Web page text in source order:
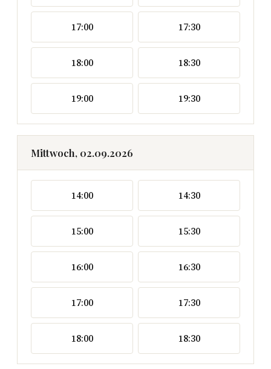
17:00 17:30
18:00 18:30
19:00 19:30
Mittwoch, 02.09.2026
14:00 14:30
15:00 15:30
16:00 16:30
17:00 17:30
18:00 18:30